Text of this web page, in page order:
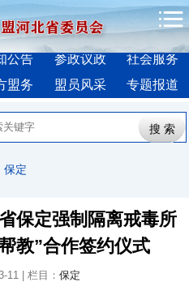
公告 参政议政
社会服务
盟务 盟员风采 专题报道
保定
保定强制隔离戒毒所
教”合作签约仪式
11 | 栏目： 保定